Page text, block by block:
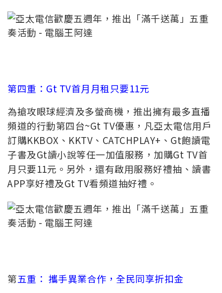
第四重：Gt TV首月月租只要11元
為搶攻眼球經濟及多螢商機，推出擁有最多直播
頻道的行動第四台~Gt TV優惠，凡亞太電信用戶
訂購KKBOX、KKTV、CATCHPLAY+、Gt飽讀電
子書及Gt讀小說等任一加值服務，加購Gt TV首
月只要11元。另外，還有啟用服務好禮抽、讀書
APP享好禮及Gt TV看頻道抽好禮。
第五重： 攜手異業合作，全民同享折扣金